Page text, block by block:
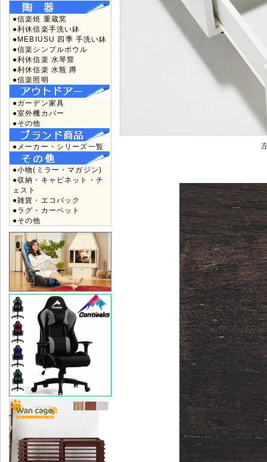
●信楽焼 重蔵窯
●利休信楽手洗い鉢
●MEBIUSU 四季 手洗い鉢
●信楽シンプルボウル
●利休信楽 水琴窟
●利休信楽 水瓶 蹲
●信楽照明
●ガーデン家具
●室外機カバー
●その他
●メーカー・シリーズ一覧
●小物(ミラー・マガジン)
●収納・キャビネット・チ
ェスト
●雑貨・エコバック
●ラグ・カーペット
●その他